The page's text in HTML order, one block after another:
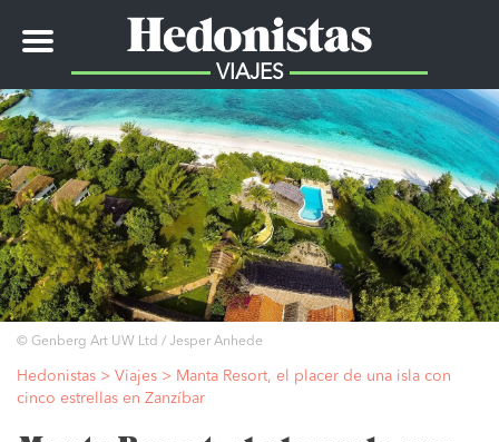
Toggle
navigation
VIAJES
© Genberg Art UW Ltd / Jesper Anhede
Hedonistas > Viajes > Manta Resort, el placer de una isla con
cinco estrellas en Zanzíbar